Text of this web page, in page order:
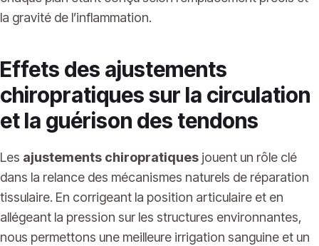
la gravité de l’inflammation.
Effets des ajustements
chiropratiques sur la circulation
et la guérison des tendons
Les ajustements chiropratiques jouent un rôle clé
dans la relance des mécanismes naturels de réparation
tissulaire. En corrigeant la position articulaire et en
allégeant la pression sur les structures environnantes,
nous permettons une meilleure irrigation sanguine et un